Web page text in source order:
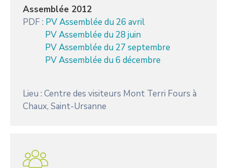
Assemblée 2012
PDF : PV Assemblée du 26 avril
PV Assemblée du 28 juin
PV Assemblée du 27 septembre
PV Assemblée du 6 décembre
Lieu : Centre des visiteurs Mont Terri Fours à
Chaux, Saint-Ursanne